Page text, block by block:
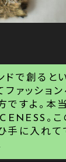
ドで創ると
ファッショ
ですよ。本
。こ
手に入れて